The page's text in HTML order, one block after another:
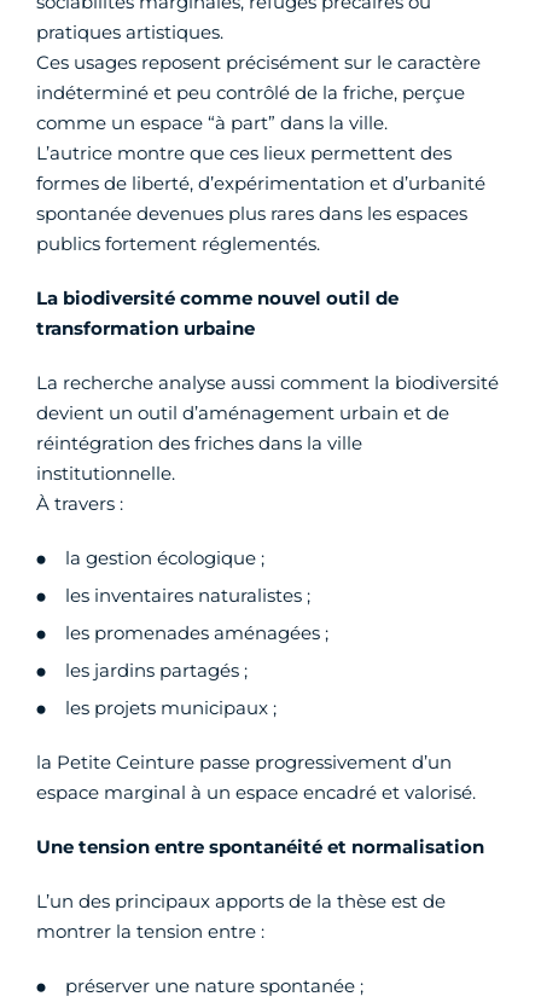
pratiques artistiques.
Ces usages reposent précisément sur le caractère
indéterminé et peu contrôlé de la friche, perçue
comme un espace “à part” dans la ville.
L’autrice montre que ces lieux permettent des
formes de liberté, d’expérimentation et d’urbanité
spontanée devenues plus rares dans les espaces
publics fortement réglementés.
La biodiversité comme nouvel outil de
transformation urbaine
La recherche analyse aussi comment la biodiversité
devient un outil d’aménagement urbain et de
réintégration des friches dans la ville
institutionnelle.
À travers :
la gestion écologique ;
les inventaires naturalistes ;
les promenades aménagées ;
les jardins partagés ;
les projets municipaux ;
la Petite Ceinture passe progressivement d’un
espace marginal à un espace encadré et valorisé.
Une tension entre spontanéité et normalisation
L’un des principaux apports de la thèse est de
montrer la tension entre :
préserver une nature spontanée ;